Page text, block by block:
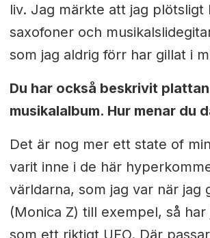
liv. Jag märkte att jag plötsligt
saxofoner och
som jag aldrig förr har gillat i
Du har också beskrivit
musikalalbum. Hur menar du
Det är nog mer ett state of
varit inne i de här
världarna, som jag var när jag
(Monica Z) till exempel, så har
som ett riktigt UFO. Där